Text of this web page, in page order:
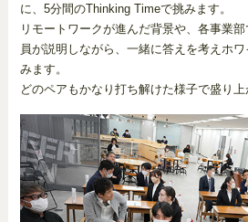
に、5分間のThinking Timeで挑みます。
リモートワークが進んだ背景や、各事業
員が説明しながら、一緒に答えを考えホ
みます。
どのペアもかなり打ち解けた様子で盛り上